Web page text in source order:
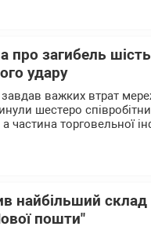
про загибель
удару
важких втрат
шестеро
торговельної
найбільший склад
пошти"